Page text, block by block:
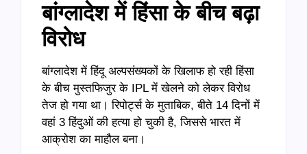
बांग्लादेश में हिंसा के बीच बढ़ा
विरोध
बांग्लादेश में हिंदू अल्पसंख्यकों के खिलाफ हो रही हिंसा
के बीच मुस्तफिजुर के IPL में खेलने को लेकर विरोध
तेज हो गया था। रिपोर्ट्स के मुताबिक, बीते 14 दिनों में
वहां 3 हिंदुओं की हत्या हो चुकी है, जिससे भारत में
आक्रोश का माहौल बना।